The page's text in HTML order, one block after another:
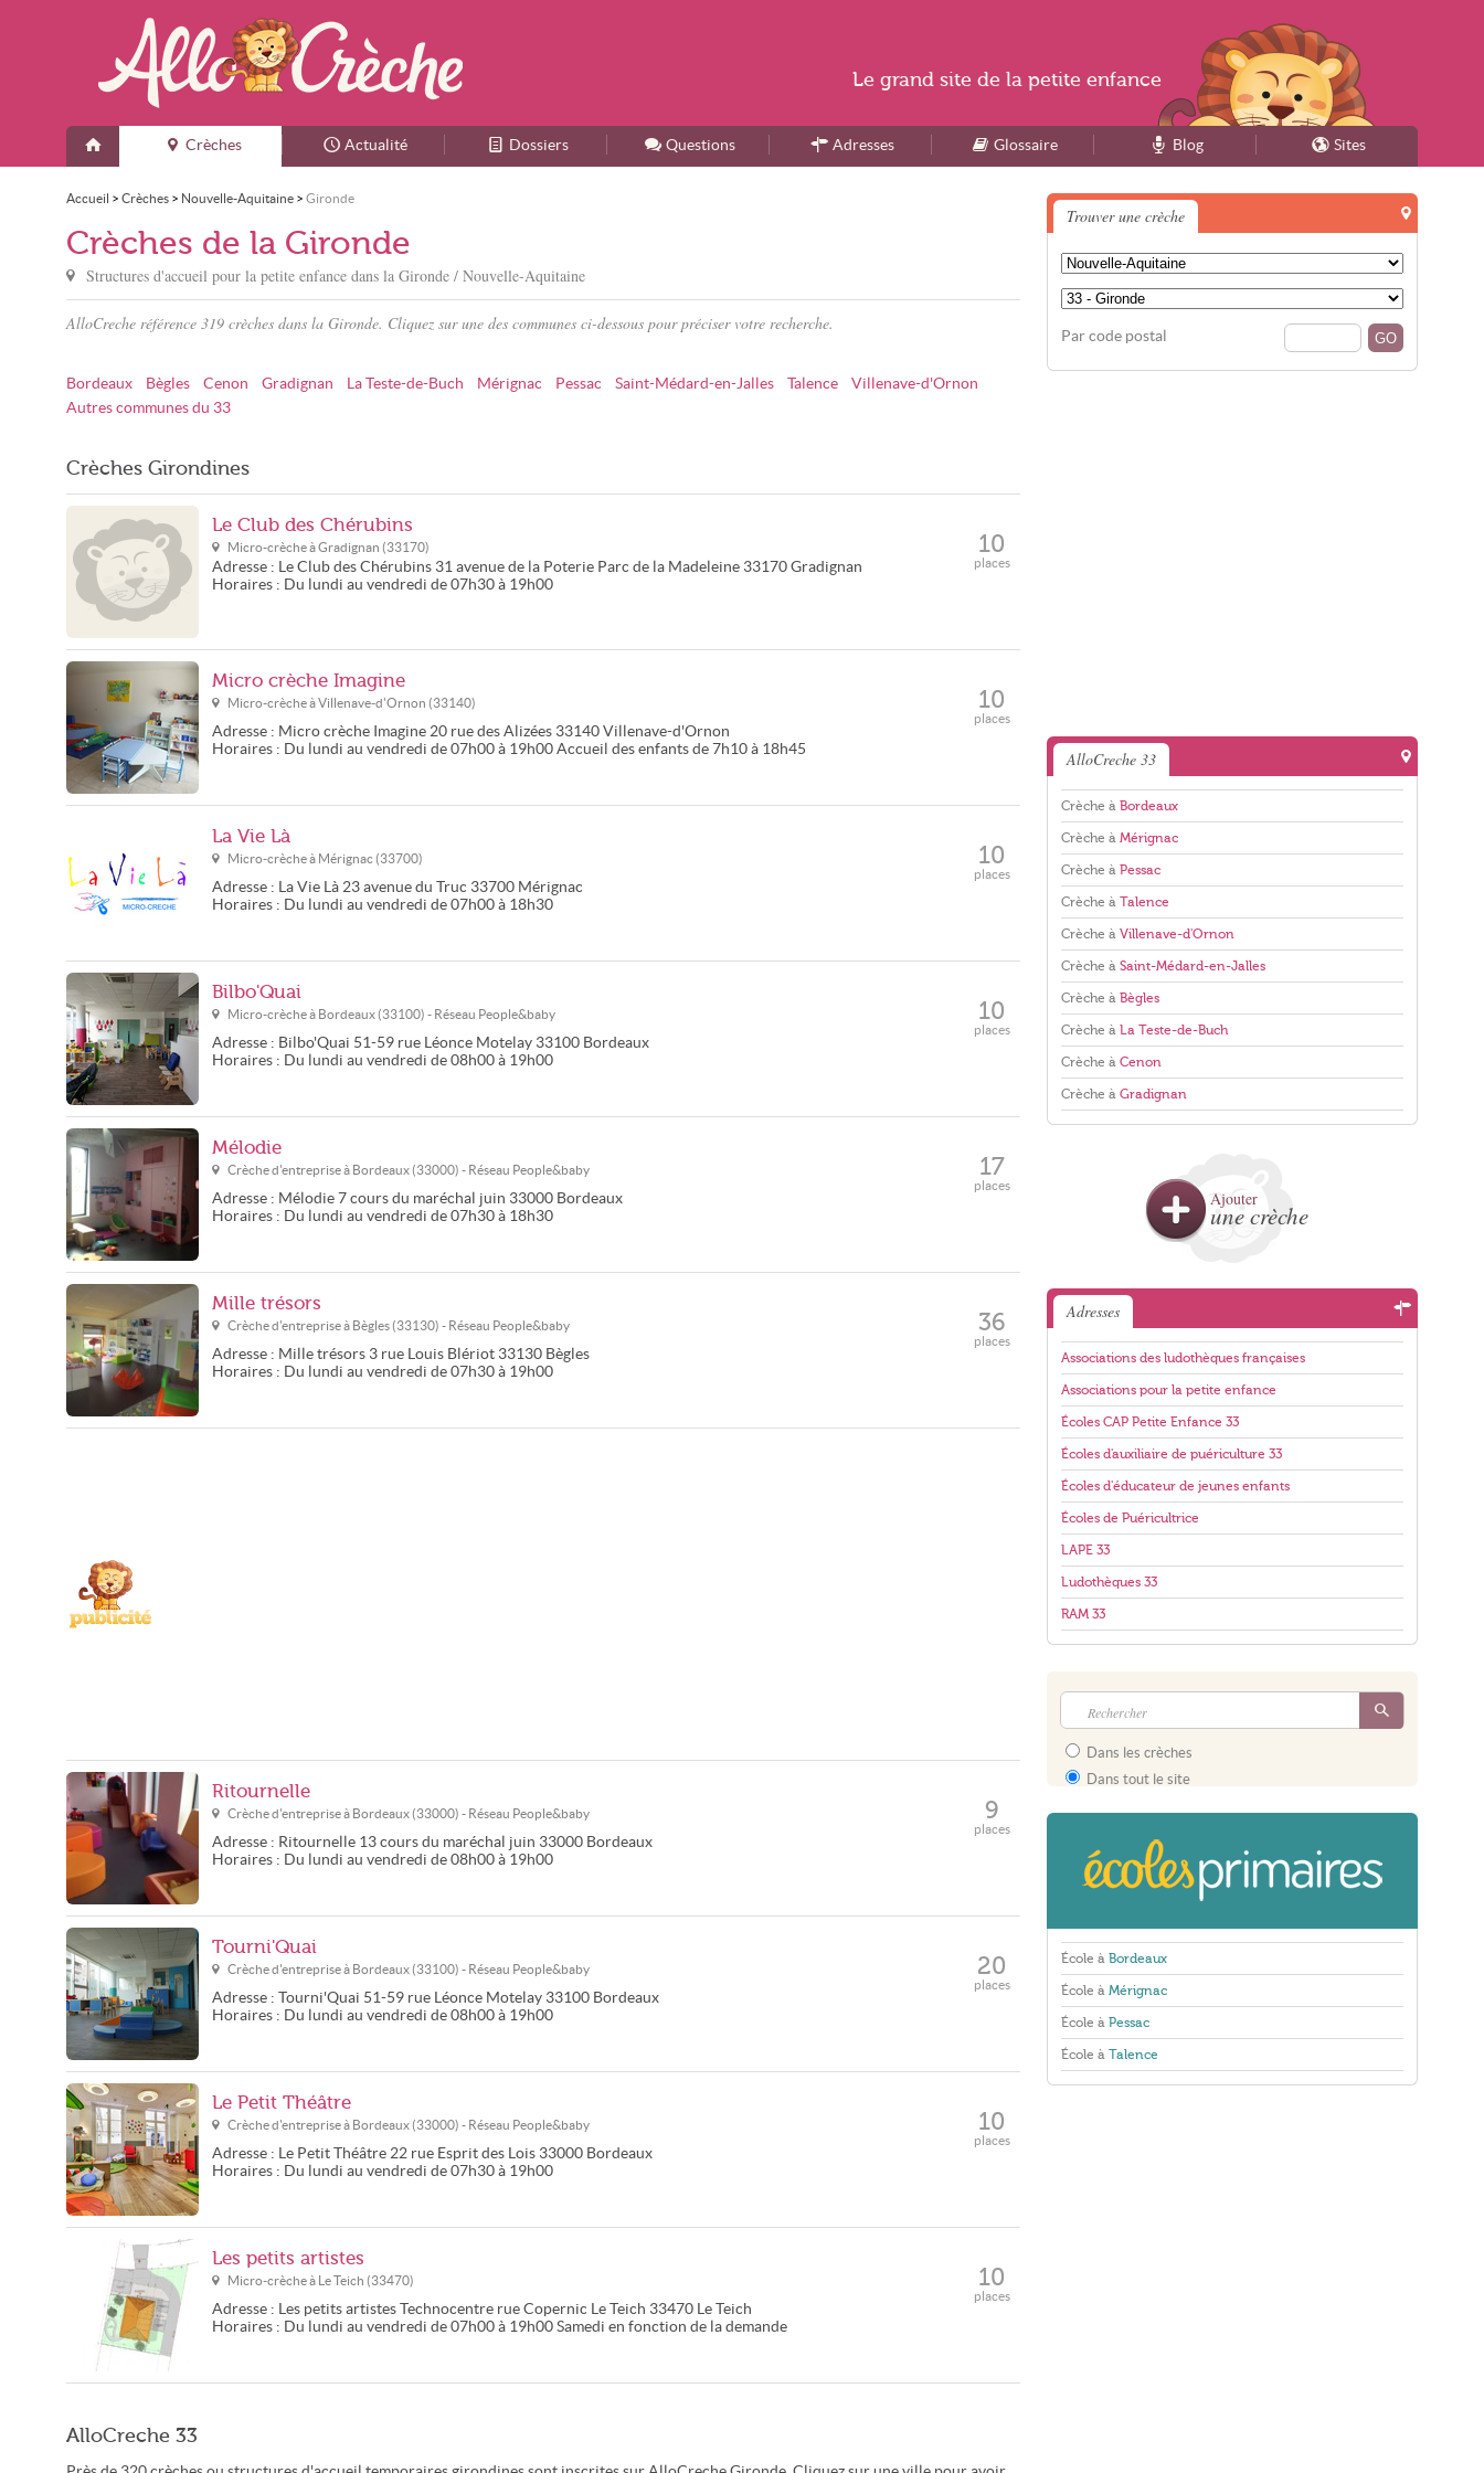
Accueil
Crèches Actualité Dossiers Questions Adresses Glossaire Blog Sites
Accueil > Crèches > Nouvelle-Aquitaine > Gironde
Crèches de la Gironde
Structures d'accueil pour la petite enfance dans la Gironde / Nouvelle-Aquitaine
AlloCreche référence 319 crèches dans la Gironde. Cliquez sur une des communes ci-dessous pour préciser votre recherche.
Bordeaux Bègles Cenon Gradignan La Teste-de-Buch Mérignac Pessac Saint-Médard-en-Jalles Talence
Villenave-d'Ornon
Autres communes du 33
Crèches Girondines
Le Club des Chérubins
Micro-crèche àGradignan (33170)
Adresse : Le Club des Chérubins 31 avenue de la Poterie Parc de la Madeleine 33170 Gradignan
Horaires : Du lundi au vendredi de 07h30 à 19h00
10
places
Micro crèche Imagine
Micro-crèche àVillenave-d'Ornon (33140)
Adresse : Micro crèche Imagine 20 rue des Alizées 33140 Villenave-d'Ornon
Horaires : Du lundi au vendredi de 07h00 à 19h00 Accueil des enfants de 7h10 à 18h45
10
places
La Vie Là
Micro-crèche à Mérignac (33700)
Adresse : La Vie Là 23 avenue du Truc 33700 Mérignac
Horaires : Du lundi au vendredi de 07h00 à 18h30
10
places
Bilbo'Quai
Micro-crèche à Bordeaux (33100) - Réseau People&baby
Adresse : Bilbo'Quai 51-59 rue Léonce Motelay 33100 Bordeaux
Horaires : Du lundi au vendredi de 08h00 à 19h00
10
places
Mélodie
Crèche d'entreprise à Bordeaux (33000) - Réseau People&baby
Adresse : Mélodie 7 cours du maréchal juin 33000 Bordeaux
Horaires : Du lundi au vendredi de 07h30 à 18h30
17
places
Mille trésors
Crèche d'entreprise à Bègles (33130) - Réseau People&baby
Adresse : Mille trésors 3 rue Louis Blériot 33130 Bègles
Horaires : Du lundi au vendredi de 07h30 à 19h00
36
places
Ritournelle
Crèche d'entreprise à Bordeaux (33000) - Réseau People&baby
Adresse : Ritournelle 13 cours du maréchal juin 33000 Bordeaux
Horaires : Du lundi au vendredi de 08h00 à 19h00
9
places
Tourni'Quai
Crèche d'entreprise à Bordeaux (33100) - Réseau People&baby
Adresse : Tourni'Quai 51-59 rue Léonce Motelay 33100 Bordeaux
Horaires : Du lundi au vendredi de 08h00 à 19h00
20
places
Le Petit Théâtre
Crèche d'entreprise à Bordeaux (33000) - Réseau People&baby
Adresse : Le Petit Théâtre 22 rue Esprit des Lois 33000 Bordeaux
Horaires : Du lundi au vendredi de 07h30 à 19h00
10
places
Les petits artistes
Micro-crèche à Le Teich (33470)
Adresse : Les petits artistes Technocentre rue Copernic Le Teich 33470 Le Teich
Horaires : Du lundi au vendredi de 07h00 à 19h00 Samedi en fonction de la demande
10
places
AlloCreche 33
Trouver une crèche
Par code postal
AlloCreche 33
Crèche à Bordeaux
Crèche à Mérignac
Crèche à Pessac
Crèche à Talence
Crèche à Villenave-d'Ornon
Crèche à Saint-Médard-en-Jalles
Crèche à Bègles
Crèche à La Teste-de-Buch
Crèche à Cenon
Crèche à Gradignan
Ajouter
une crèche
Adresses
Associations des ludothèques françaises
Associations pour la petite enfance
Écoles CAP Petite Enfance 33
Écoles d'auxiliaire de puériculture 33
Écoles d'éducateur de jeunes enfants
Écoles de Puéricultrice
LAPE 33
Ludothèques 33
RAM 33
Dans les crèches
Dans tout le site
École à Bordeaux
École à Mérignac
École à Pessac
École à Talence
Le grand site de la petite enfance